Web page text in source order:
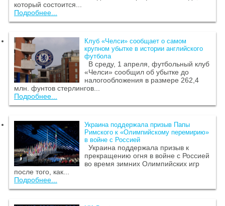
который состоится...
Подробнее...
Клуб «Челси» сообщает о самом
крупном убытке в истории английского
футбола
В среду, 1 апреля, футбольный клуб
«Челси» сообщил об убытке до
налогообложения в размере 262,4
млн. фунтов стерлингов...
Подробнее...
Украина поддержала призыв Папы
Римского к «Олимпийскому перемирию»
в войне с Россией
Украина поддержала призыв к
прекращению огня в войне с Россией
во время зимних Олимпийских игр
после того, как...
Подробнее...